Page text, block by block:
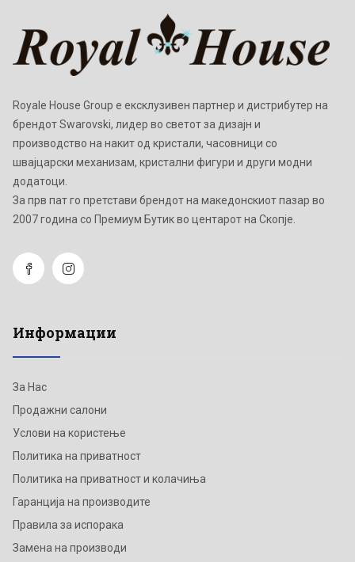
Royale House Group е ексклузивен партнер и дистрибутер на
брендот Swarovski, лидер во светот за дизајн и
производство на накит од кристали, часовници со
швајцарски механизам, кристални фигури и други модни
додатоци.
Зa прв пат го претстави брендот на македонскиот пазар во
2007 година со Премиум Бутик во центарот на Скопје.
Информации
За Нас
Продажни салони
Услови на користење
Политика на приватност
Политика на приватност и колачиња
Гаранција на производите
Правила за испорака
Замена на производи